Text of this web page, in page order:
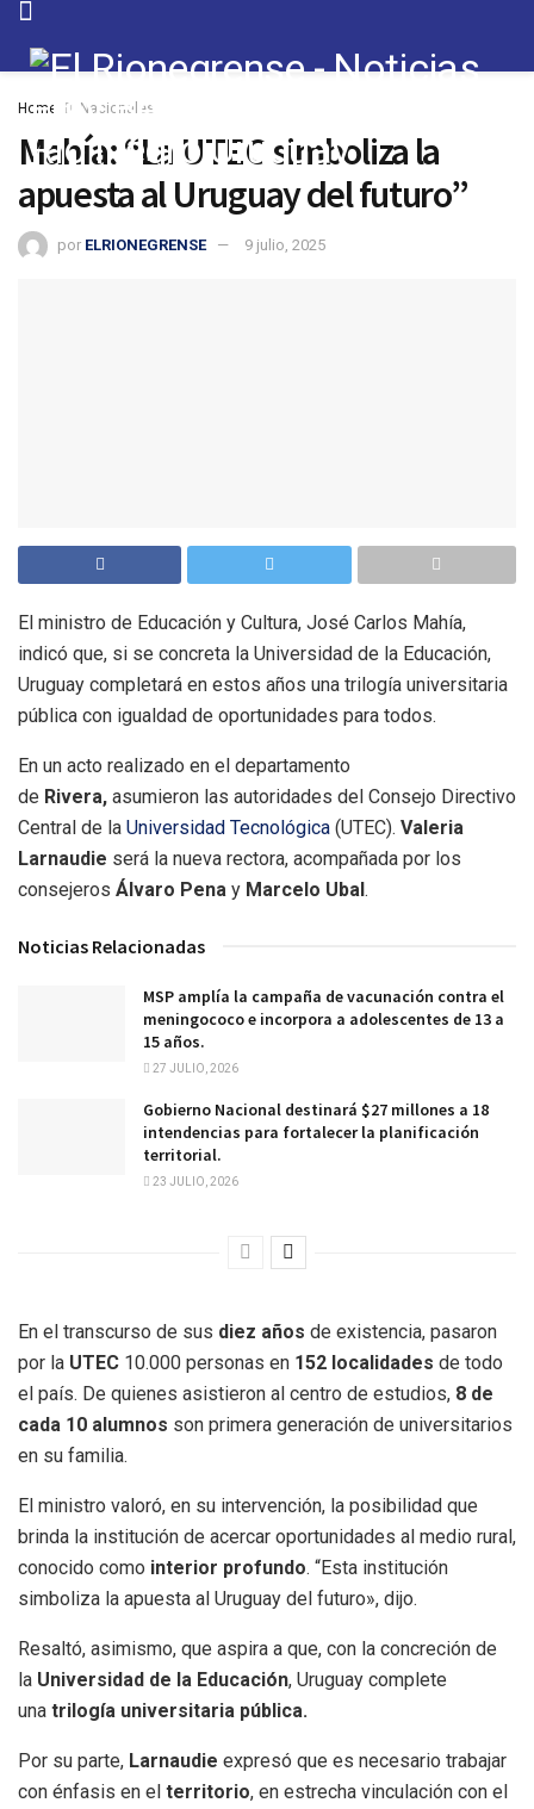
Home Nacionales
Mahía: “La UTEC simboliza la
apuesta al Uruguay del futuro”
por ELRIONEGRENSE 9 julio, 2025
El ministro de Educación y Cultura, José Carlos Mahía,
indicó que, si se concreta la Universidad de la Educación,
Uruguay completará en estos años una trilogía universitaria
pública con igualdad de oportunidades para todos.
En un acto realizado en el departamento
de Rivera, asumieron las autoridades del Consejo Directivo
Central de la Universidad Tecnológica (UTEC). Valeria
Larnaudie será la nueva rectora, acompañada por los
consejeros Álvaro Pena y Marcelo Ubal.
Noticias Relacionadas
MSP amplía la campaña de vacunación contra el
meningococo e incorpora a adolescentes de 13 a
15 años.
27 JULIO, 2026
Gobierno Nacional destinará $27 millones a 18
intendencias para fortalecer la planificación
territorial.
23 JULIO, 2026
En el transcurso de sus diez años de existencia, pasaron
por la UTEC 10.000 personas en 152 localidades de todo
el país. De quienes asistieron al centro de estudios, 8 de
cada 10 alumnos son primera generación de universitarios
en su familia.
El ministro valoró, en su intervención, la posibilidad que
brinda la institución de acercar oportunidades al medio rural,
conocido como interior profundo. “Esta institución
simboliza la apuesta al Uruguay del futuro», dijo.
Resaltó, asimismo, que aspira a que, con la concreción de
la Universidad de la Educación, Uruguay complete
una trilogía universitaria pública.
Por su parte, Larnaudie expresó que es necesario trabajar
con énfasis en el territorio, en estrecha vinculación con el